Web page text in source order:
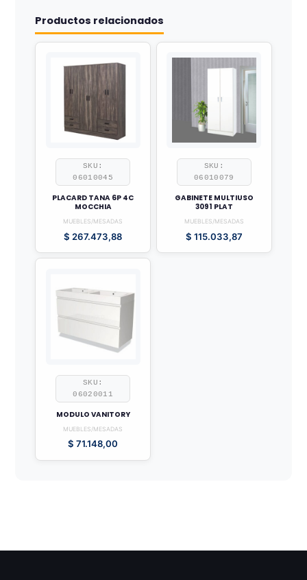
Productos relacionados
SKU:
06010045
PLACARD TANA 6P 4C
MOCCHIA
MUEBLES/MESADAS
$ 267.473,88
SKU:
06010079
GABINETE MULTIUSO
3091 PLAT
MUEBLES/MESADAS
$ 115.033,87
SKU:
06020011
MODULO VANITORY
MUEBLES/MESADAS
$ 71.148,00